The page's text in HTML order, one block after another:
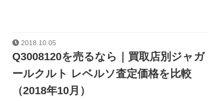
2018.10.05
Q3008120を売るなら｜買取店別ジャガ
ールクルト レベルソ査定価格を比較
（2018年10月）